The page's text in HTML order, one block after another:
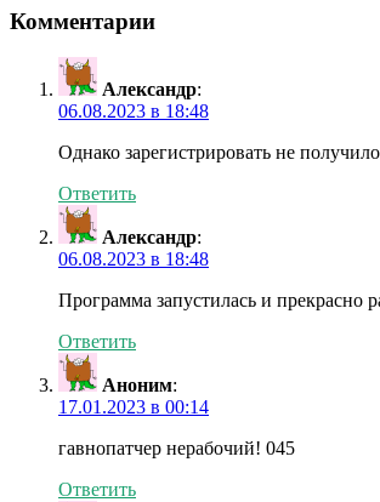
Комментарии
Александр:
06.08.2023 в 18:48
Однако зарегистрировать не
Ответить
Александр:
06.08.2023 в 18:48
Программа запустилась и прекрасно
Ответить
Аноним:
17.01.2023 в 00:14
гавнопатчер нерабочий! 045
Ответить